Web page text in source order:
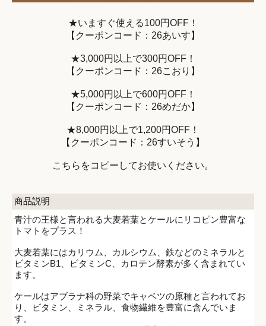
★いますぐ使える100円OFF！
【クーポンコード：26あいす】
★3,000円以上で300円OFF！
【クーポンコード：26こおり】
★5,000円以上で600円OFF！
【クーポンコード：26めだか】
★8,000円以上で1,200円OFF！
【クーポンコード：26すいそう】
こちらをコピーしてお使いください。
商品説明
青汁の王様と言われる大麦若葉とケールにリコピン豊富な
トマトをプラス！
大麦若葉にはカリウム、カルシウム、鉄などのミネラルと
ビタミンB1、ビタミンC、カロテン酵素が多く含まれてい
ます。
ケールはアブラナ科の野菜でキャベツの原種と言われてお
り、ビタミン、ミネラル、食物繊維を豊富に含んでいま
す。